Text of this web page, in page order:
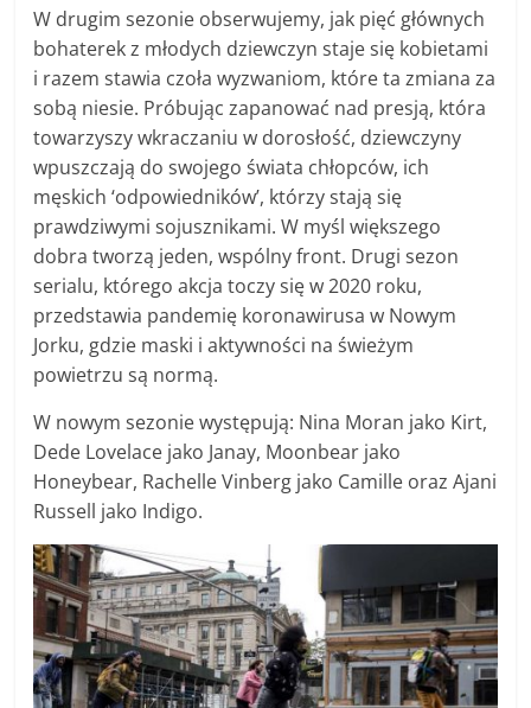
W drugim sezonie obserwujemy, jak pięć głównych
bohaterek z młodych dziewczyn staje się kobietami
i razem stawia czoła wyzwaniom, które ta zmiana za
sobą niesie. Próbując zapanować nad presją, która
towarzyszy wkraczaniu w dorosłość, dziewczyny
wpuszczają do swojego świata chłopców, ich
męskich ‘odpowiedników’, którzy stają się
prawdziwymi sojusznikami. W myśl większego
dobra tworzą jeden, wspólny front. Drugi sezon
serialu, którego akcja toczy się w 2020 roku,
przedstawia pandemię koronawirusa w Nowym
Jorku, gdzie maski i aktywności na świeżym
powietrzu są normą.
W nowym sezonie występują: Nina Moran jako Kirt,
Dede Lovelace jako Janay, Moonbear jako
Honeybear, Rachelle Vinberg jako Camille oraz Ajani
Russell jako Indigo.